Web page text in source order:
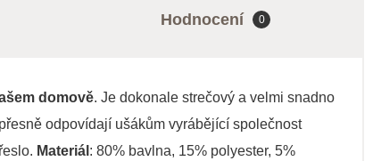
Hodnocení 0
domově. Je dokonale strečový a velmi snadno
odpovídají ušákům vyrábějící společnost
Materiál : 80% bavlna, 15% polyester, 5%